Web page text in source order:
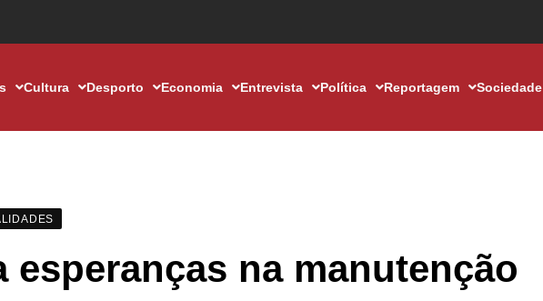
Cultura Desporto Economia Entrevista Política Reportagem Sociedade
na manutenção